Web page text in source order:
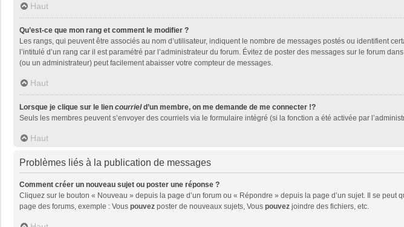
Haut
Qu’est-ce que mon rang et comment le modifier ?
Les rangs, qui peuvent être associés au nom d’utilisateur, indiquent le nombre de messages postés ou identifient
l’intitulé d’un rang car il est paramétré par l’administrateur du forum. Évitez de poster des messages sur le forum
(ou un administrateur) peut facilement abaisser votre compteur de messages.
Haut
Lorsque je clique sur le lien courrield’un membre, on me demande de me connecter !?
Seuls les membres peuvent s’envoyer des courriels via le formulaire intégré (si la fonction a été activée par
Haut
Problèmes liés à la publication de messages
Comment créer un nouveau sujet ou poster une réponse ?
Cliquez sur le bouton « Nouveau » depuis la page d’un forum ou « Répondre » depuis la page d’un sujet. Il se
page des forums, exemple : Vous pouvez poster de nouveaux sujets, Vous pouvez joindre des fichiers, etc.